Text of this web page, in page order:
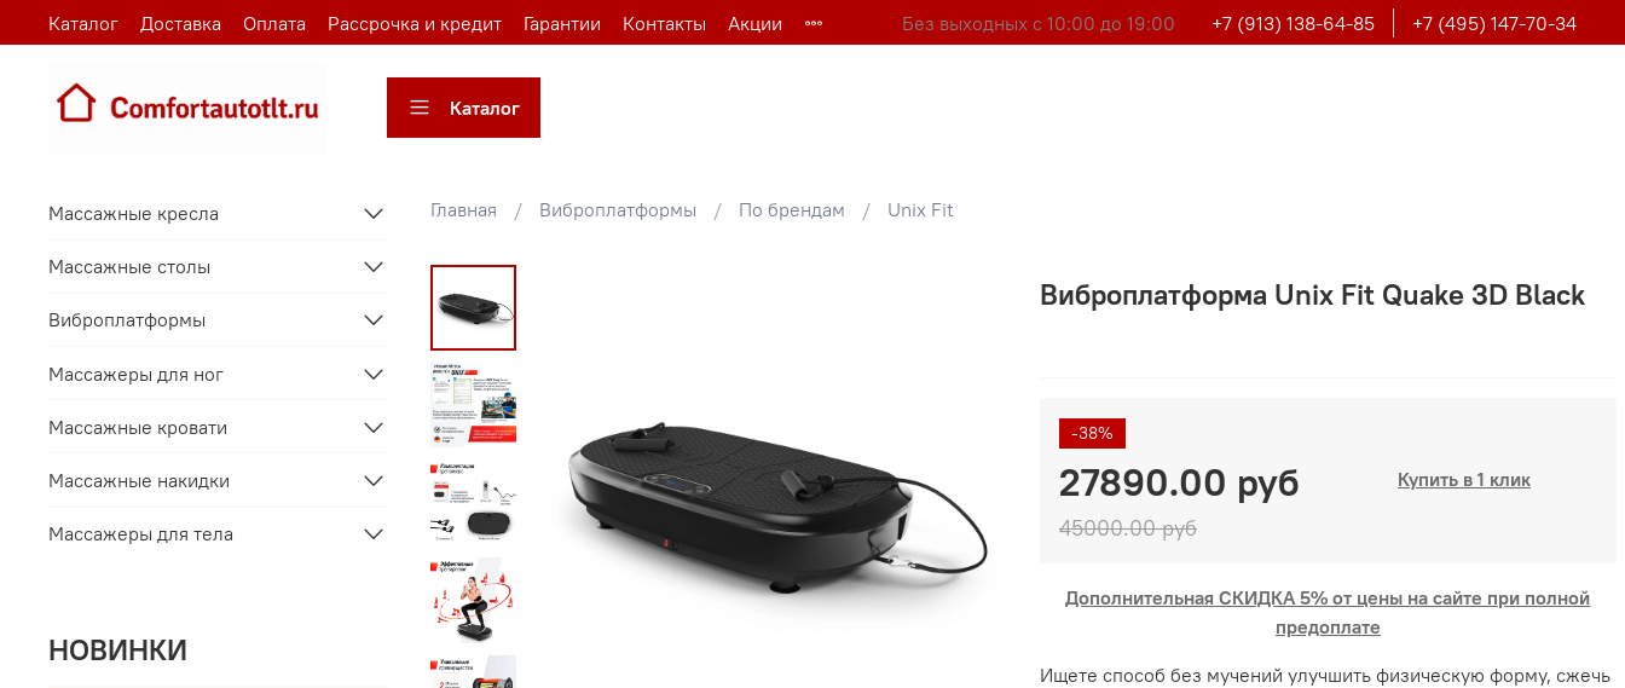
Каталог Доставка Оплата Рассрочка и кредит Гарантии Контакты Акции Без выходных с 10:00 до 19:00 +7 (913) 138-64-85 +7 (495) 147-70-34
Каталог
Главная Виброплатформы По брендам Unix Fit
Виброплатформа Unix Fit Quake 3D Black
-38%
27890.00 руб
45000.00 руб
Купить в 1 клик
Дополнительная СКИДКА 5% от цены на сайте при полной
предоплате
Ищете способ без мучений улучшить физическую форму, сжечь
Массажные кресла
Массажные столы
Виброплатформы
Массажеры для ног
Массажные кровати
Массажные накидки
Массажеры для тела
НОВИНКИ